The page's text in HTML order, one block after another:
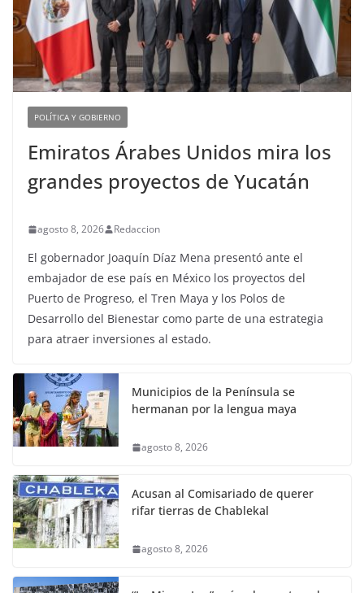
POLÍTICA Y GOBIERNO
Emiratos Árabes Unidos mira los
grandes proyectos de Yucatán
agosto 8, 2026 Redaccion
El gobernador Joaquín Díaz Mena presentó ante el
embajador de ese país en México los proyectos del
Puerto de Progreso, el Tren Maya y los Polos de
Desarrollo del Bienestar como parte de una estrategia
para atraer inversiones al estado.
Municipios de la Península se
hermanan por la lengua maya
agosto 8, 2026
Acusan al Comisariado de querer
rifar tierras de Chablekal
agosto 8, 2026